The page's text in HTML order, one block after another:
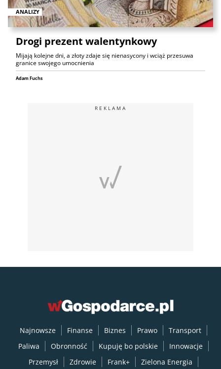
ANALIZY
Drogi prezent walentynkowy
Mijają kolejne dni, a złoty zdaje się nienasycony i wciąż przesuwa
granice swojego umocnienia
Adam Fuchs
REKLAMA
Najnowsze Finanse Biznes Prawo
Transport
Paliwa
Obronność Kupuję bo polskie
Innowacje
Przemysł
Zdrowie Frank+ Zielona Energia